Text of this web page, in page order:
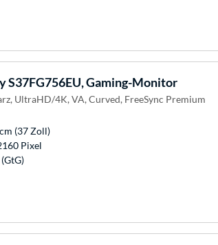
S37FG756EU, Gaming-Monitor
UltraHD/4K, VA, Curved, FreeSync Premium
(37 Zoll)
Pixel